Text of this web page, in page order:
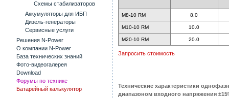
Схемы стабилизаторов
Аккумуляторы для ИБП
Дизель-генераторы
Сервисные услуги
Решения N-Power
О компании N-Power
База технических знаний
Фото-видеогалерея
Download
Форумы по технике
Батарейный калькулятор
M8-10 RM 8.0
M10-10 RM 10.0
M20-10 RM 20.0
Запросить стоимость
Технические характеристики
диапазоном входного напряжения